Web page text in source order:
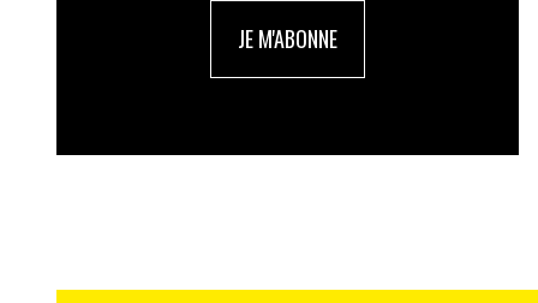
JE M'ABONNE